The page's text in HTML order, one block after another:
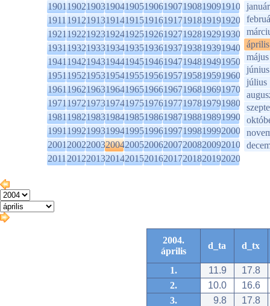
1901190219031904190519061907190819091910
1911191219131914191519161917191819191920
1921192219231924192519261927192819291930
1931193219331934193519361937193819391940
1941194219431944194519461947194819491950
1951195219531954195519561957195819591960
1961196219631964196519661967196819691970
1971197219731974197519761977197819791980
1981198219831984198519861987198819891990
1991199219931994199519961997199819992000
2001200220032004200520062007200820092010
2011201220132014201520162017201820192020
január
április
május
június
július
2004.
április
d_ta d_tx
1. 11.9
17.8
2.
10.0
16.6
3.
9.8
17.8